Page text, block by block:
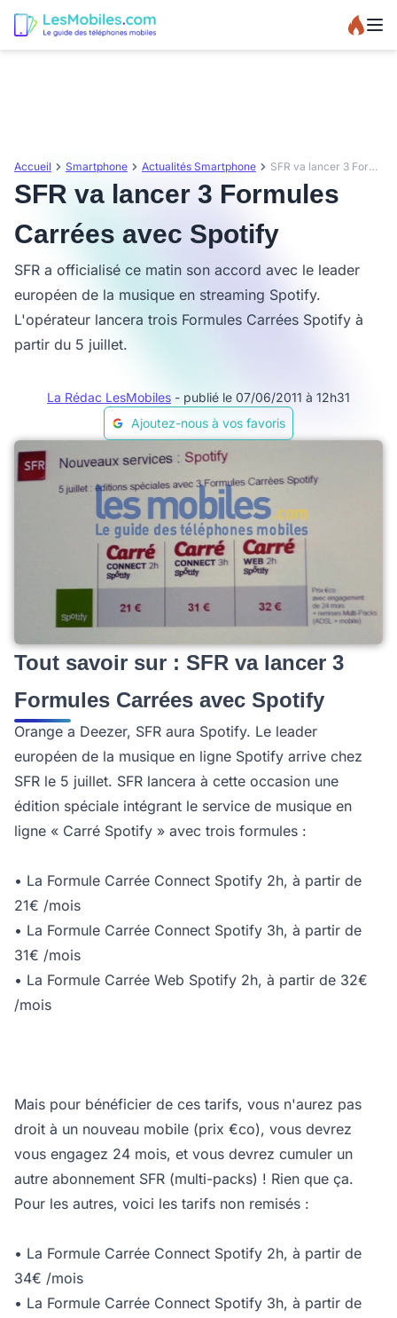
Accueil Smartphone Actualités Smartphone SFR va lancer 3 Formules Carrées avec Spotify
SFR va lancer 3 Formules
Carrées avec Spotify
SFR a officialisé ce matin son accord avec le leader
européen de la musique en streaming Spotify.
L'opérateur lancera trois Formules Carrées Spotify à
partir du 5 juillet.
La Rédac LesMobiles - publié le 07/06/2011 à 12h31
Ajoutez-nous à vos favoris
Tout savoir sur : SFR va lancer 3
Formules Carrées avec Spotify
Orange a Deezer, SFR aura Spotify. Le leader
européen de la musique en ligne Spotify arrive chez
SFR le 5 juillet. SFR lancera à cette occasion une
édition spéciale intégrant le service de musique en
ligne « Carré Spotify » avec trois formules :
• La Formule Carrée Connect Spotify 2h, à partir de
21€ /mois
• La Formule Carrée Connect Spotify 3h, à partir de
31€ /mois
• La Formule Carrée Web Spotify 2h, à partir de 32€
/mois
Mais pour bénéficier de ces tarifs, vous n'aurez pas
droit à un nouveau mobile (prix €co), vous devrez
vous engagez 24 mois, et vous devrez cumuler un
autre abonnement SFR (multi-packs) ! Rien que ça.
Pour les autres, voici les tarifs non remisés :
• La Formule Carrée Connect Spotify 2h, à partir de
34€ /mois
• La Formule Carrée Connect Spotify 3h, à partir de